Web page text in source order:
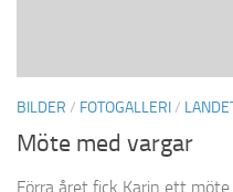
BILDER / FOTOGALLERI/
Möte med vargar
Förra året fick Karin ett